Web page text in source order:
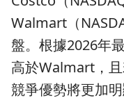
Walmart（
盤。根據2026年
高於Walmart，
競爭優勢將更加明